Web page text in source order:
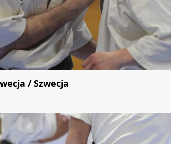
/ Szwecja